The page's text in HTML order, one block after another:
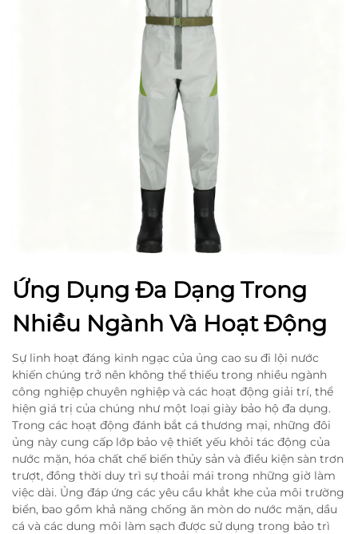
Ứng Dụng Đa Dạng Trong
Nhiều Ngành Và Hoạt Động
Sự linh hoạt đáng kinh ngạc của ủng cao su đi lội nước
khiến chúng trở nên không thể thiếu trong nhiều ngành
công nghiệp chuyên nghiệp và các hoạt động giải trí, thể
hiện giá trị của chúng như một loại giày bảo hộ đa dụng.
Trong các hoạt động đánh bắt cá thương mại, những đôi
ủng này cung cấp lớp bảo vệ thiết yếu khỏi tác động của
nước mặn, hóa chất chế biến thủy sản và điều kiện sàn trơn
trượt, đồng thời duy trì sự thoải mái trong những giờ làm
việc dài. Ủng đáp ứng các yêu cầu khắt khe của môi trường
biển, bao gồm khả năng chống ăn mòn do nước mặn, dầu
cá và các dung môi làm sạch được sử dụng trong bảo trì